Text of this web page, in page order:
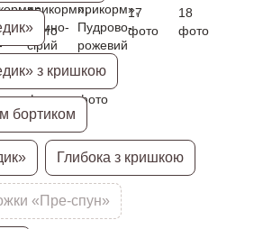
з кришкою
бортиком
Глибока з кришкою
«Пре-спун»